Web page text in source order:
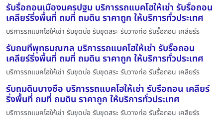
รับรื้อถอนเมืองนครปฐม บริการรถแบคโฮให้เช่า รับรื้อถอน
เคลียร์ริ่งพื้นที่ ถมที่ ถมดิน ราคาถูก ให้บริการทั่วประเทศ
บริการรถแบคโฮให้เช่า รับขุดบ่อ รับขุดสระ รับวางท่อ รับรื้อถอน เคลียร์ร
รับถมที่พุทธมณฑล บริการรถแบคโฮให้เช่า รับรื้อถอน
เคลียร์ริ่งพื้นที่ ถมที่ ถมดิน ราคาถูก ให้บริการทั่วประเทศ
บริการรถแบคโฮให้เช่า รับขุดบ่อ รับขุดสระ รับวางท่อ รับรื้อถอน เคลียร์ร
รับถมดินบางซื่อ บริการรถแบคโฮให้เช่า รับรื้อถอน เคลียร์
ริ่งพื้นที่ ถมที่ ถมดิน ราคาถูก ให้บริการทั่วประเทศ
บริการรถแบคโฮให้เช่า รับขุดบ่อ รับขุดสระ รับวางท่อ รับรื้อถอน เคลียร์ร